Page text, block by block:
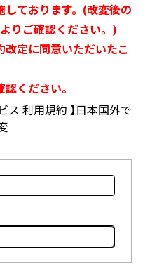
ております。(改変後の
よりご確認ください。)
定に同意いただいたこ
ください。
ス 利用規約 】日本国外で